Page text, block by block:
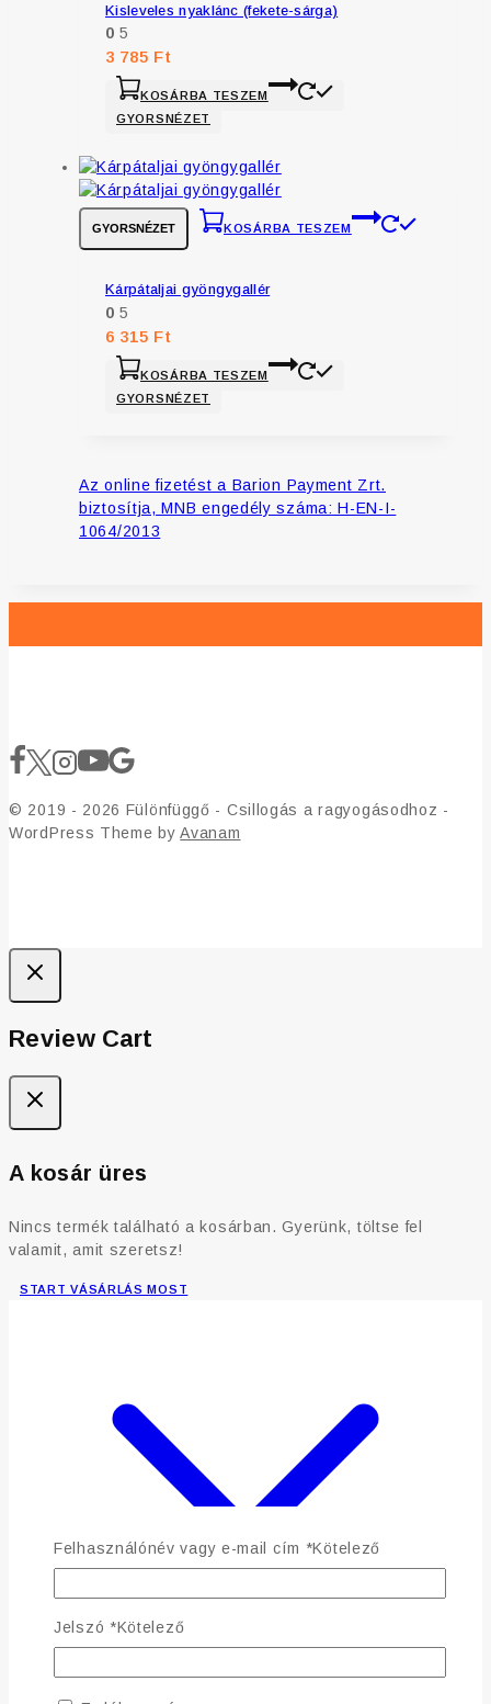
Kisleveles nyaklánc (fekete-sárga)
0 5
3 785 Ft
KOSÁRBA TESZEM
GYORSNÉZET
GYORSNÉZET KOSÁRBA TESZEM
Kárpátaljai gyöngygallér
0 5
6 315 Ft
KOSÁRBA TESZEM
GYORSNÉZET
Az online fizetést a Barion Payment Zrt.
biztosítja, MNB engedély száma: H-EN-I-
1064/2013
© 2019 - 2026 Fülönfüggő - Csillogás a ragyogásodhoz -
WordPress Theme byAvanam
Felhasználónév vagy e-mail cím *Kötelező
Jelszó *Kötelező
Review Cart
A kosár üres
Nincs termék található a kosárban. Gyerünk, töltse fel
valamit, amit szeretsz!
START VÁSÁRLÁS MOST